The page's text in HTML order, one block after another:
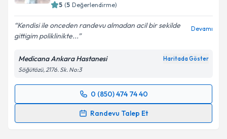
kapsamda işlenmesini kabul ediyorum.
Takvim Talebini Gönder
5 (5 Değerlendirme)
Kendisi ile onceden randevu almadan acil bir sekilde
gittigim poliklinikte...
Devamı
Medicana Ankara Hastanesi Haritada Göster
Söğütözü, 2176. Sk. No:3
0 (850) 474 74 40
Randevu Talep Et
Randevu Takvimi Talebi